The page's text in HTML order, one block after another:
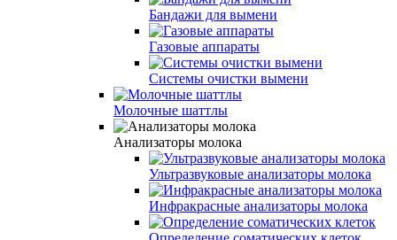
Бандажи для вымени
Газовые аппараты
Системы очистки вымени
Молочные шаттлы
Анализаторы молока
Ультразвуковые анализаторы молока
Инфракрасные анализаторы молока